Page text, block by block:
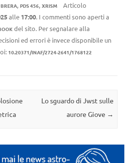
, PDS 456, XRISM
Articolo
alle 17:00. I commenti sono aperti a
del sito. Per segnalare alla
ed errori è invece disponibile un
10.20371/INAF/2724-2641/1768122
Lo sguardo di Jwst sulle
aurore Giove →